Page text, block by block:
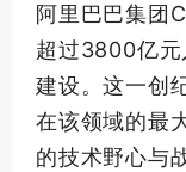
阿里巴巴集团
超过3800亿元
建设。这一创
在该领域的最
的技术野心与